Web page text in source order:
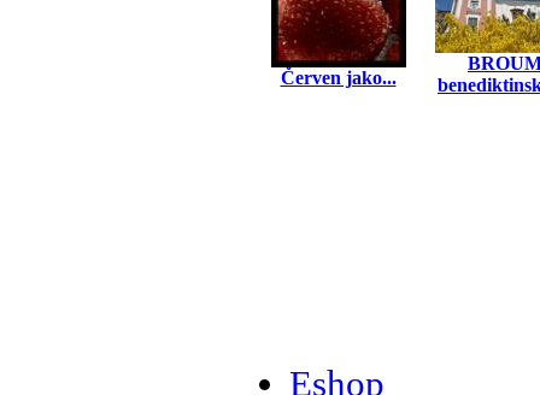
Červen jako...
Eshop